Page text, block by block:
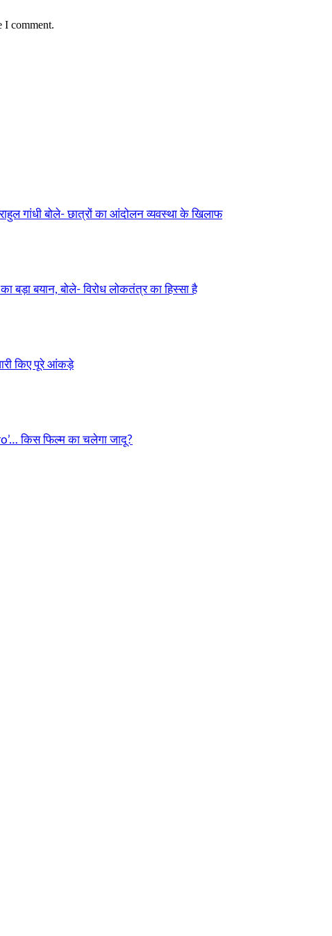
I comment.
गांधी बोले- छात्रों का आंदोलन व्यवस्था के खिलाफ
बयान, बोले- विरोध लोकतंत्र का हिस्सा है
किए पूरे आंकड़े
किस फिल्म का चलेगा जादू?